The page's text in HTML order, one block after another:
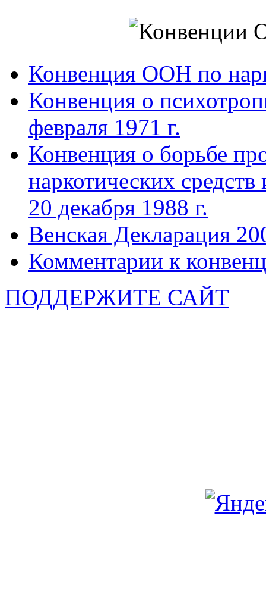
Конвенция ООН по
Конвенция о
февраля 1971 г.
Конвенция о борьбе
наркотических
20 декабря 1988 г.
Венская Декларация
Комментарии к
ПОДДЕРЖИТЕ САЙТ